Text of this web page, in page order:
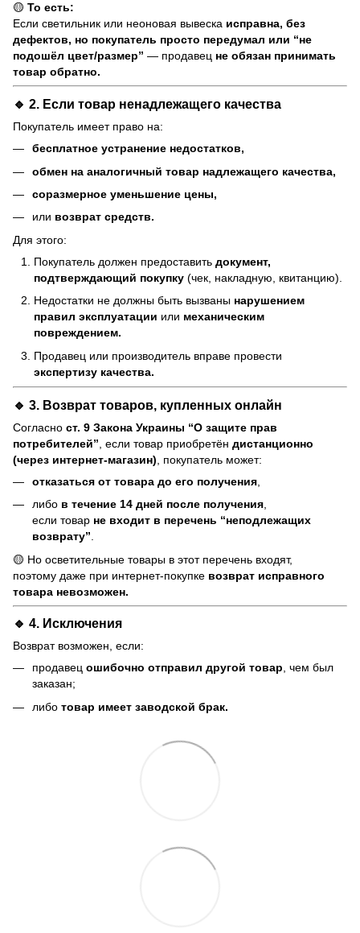
🟡 То есть:
Если светильник или неоновая вывеска исправна, без
дефектов, но покупатель просто передумал или “не
подошёл цвет/размер” — продавец не обязан принимать
товар обратно.
🔹 2. Если товар ненадлежащего качества
Покупатель имеет право на:
бесплатное устранение недостатков,
обмен на аналогичный товар надлежащего качества,
соразмерное уменьшение цены,
или возврат средств.
Для этого:
Покупатель должен предоставить документ,
подтверждающий покупку (чек, накладную, квитанцию).
Недостатки не должны быть вызваны нарушением
правил эксплуатации или механическим
повреждением.
Продавец или производитель вправе провести
экспертизу качества.
🔹 3. Возврат товаров, купленных онлайн
Согласно ст. 9 Закона Украины “О защите прав
потребителей” , если товар приобретён дистанционно
(через интернет-магазин) , покупатель может:
отказаться от товара до его получения
либо в течение 14 дней после получения
если товар не входит в перечень “неподлежащих
возврату”
🟡 Но осветительные товары в этот перечень входят,
поэтому даже при интернет-покупке возврат исправного
товара невозможен.
🔹 4. Исключения
Возврат возможен, если:
продавец ошибочно отправил другой товар, чем был
заказан;
либо товар имеет заводской брак.